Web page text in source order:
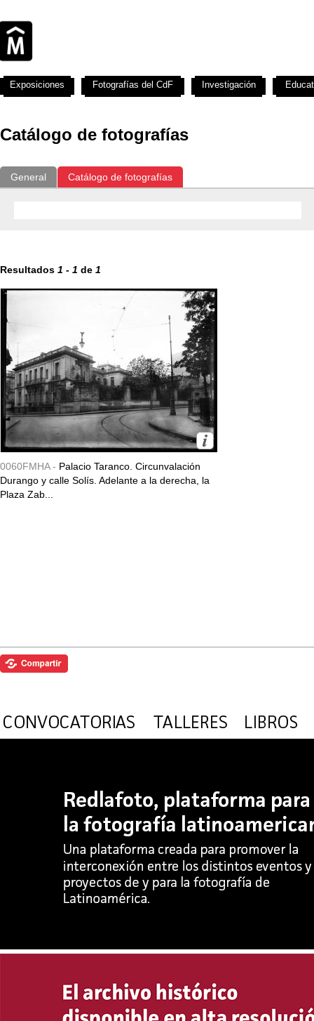
Catálogo de fotografías
General Catálogo de fotografías
Resultados 1 - 1 de 1
0060FMHA - Palacio Taranco. Circunvalación
Durango y calle Solís. Adelante a la derecha, la
Plaza Zab...
Exposiciones Fotografías del CdF Investigación